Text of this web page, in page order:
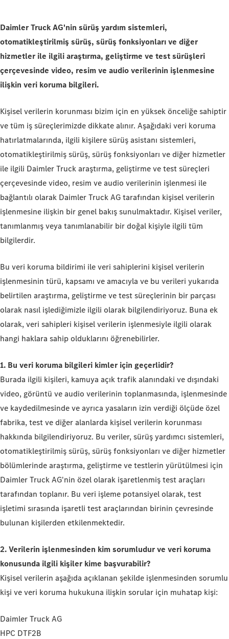
Daimler Truck AG'nin sürüş yardım sistemleri,
otomatikleştirilmiş sürüş, sürüş fonksiyonları ve diğer
hizmetler ile ilgili araştırma, geliştirme ve test sürüşleri
çerçevesinde video, resim ve audio verilerinin işlenmesine
ilişkin veri koruma bilgileri.
Kişisel verilerin korunması bizim için en yüksek önceliğe sahiptir
ve tüm iş süreçlerimizde dikkate alınır. Aşağıdaki veri koruma
hatırlatmalarında, ilgili kişilere sürüş asistanı sistemleri,
otomatikleştirilmiş sürüş, sürüş fonksiyonları ve diğer hizmetler
ile ilgili Daimler Truck araştırma, geliştirme ve test süreçleri
çerçevesinde video, resim ve audio verilerinin işlenmesi ile
bağlantılı olarak Daimler Truck AG tarafından kişisel verilerin
işlenmesine ilişkin bir genel bakış sunulmaktadır. Kişisel veriler,
tanımlanmış veya tanımlanabilir bir doğal kişiyle ilgili tüm
bilgilerdir.
Bu veri koruma bildirimi ile veri sahiplerini kişisel verilerin
işlenmesinin türü, kapsamı ve amacıyla ve bu verileri yukarıda
belirtilen araştırma, geliştirme ve test süreçlerinin bir parçası
olarak nasıl işlediğimizle ilgili olarak bilgilendiriyoruz. Buna ek
olarak, veri sahipleri kişisel verilerin işlenmesiyle ilgili olarak
hangi haklara sahip olduklarını öğrenebilirler.
1. Bu veri koruma bilgileri kimler için geçerlidir?
Burada ilgili kişileri, kamuya açık trafik alanındaki ve dışındaki
video, görüntü ve audio verilerinin toplanmasında, işlenmesinde
ve kaydedilmesinde ve ayrıca yasaların izin verdiği ölçüde özel
fabrika, test ve diğer alanlarda kişisel verilerin korunması
hakkında bilgilendiriyoruz. Bu veriler, sürüş yardımcı sistemleri,
otomatikleştirilmiş sürüş, sürüş fonksiyonları ve diğer hizmetler
bölümlerinde araştırma, geliştirme ve testlerin yürütülmesi için
Daimler Truck AG'nin özel olarak işaretlenmiş test araçları
tarafından toplanır. Bu veri işleme potansiyel olarak, test
işletimi sırasında işaretli test araçlarından birinin çevresinde
bulunan kişilerden etkilenmektedir.
2. Verilerin işlenmesinden kim sorumludur ve veri koruma
konusunda ilgili kişiler kime başvurabilir?
Kişisel verilerin aşağıda açıklanan şekilde işlenmesinden sorumlu
kişi ve veri koruma hukukuna ilişkin sorular için muhatap kişi:
Daimler Truck AG
HPC DTF2B